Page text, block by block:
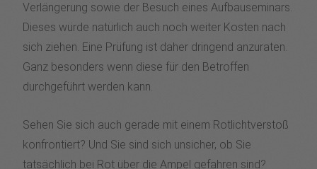
Verlängerung sowie der Besuch eines Aufbauseminars.
Dieses würde natürlich auch noch weiter Kosten nach
sich ziehen. Eine Prüfung ist daher dringend anzuraten.
Ganz besonders wenn diese für den Betroffen
durchgeführt werden kann.
Sehen Sie sich auch gerade mit einem Rotlichtverstoß
konfrontiert? Und Sie sind sich unsicher, ob Sie
tatsächlich bei Rot über die Ampel gefahren sind?